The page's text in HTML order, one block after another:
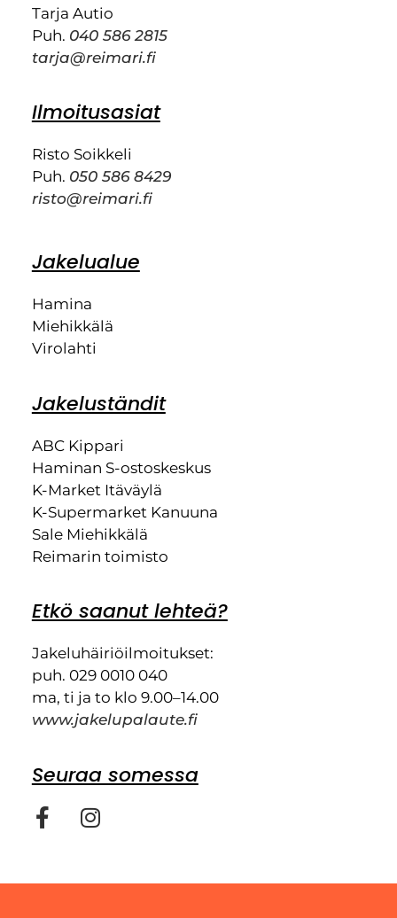
Tarja Autio
Puh. 040 586 2815
tarja@reimari.fi
Ilmoitusasiat
Risto Soikkeli
Puh. 050 586 8429
risto@reimari.fi
Jakelualue
Hamina
Miehikkälä
Virolahti
Jakeluständit
ABC Kippari
Haminan S-ostoskeskus
K-Market Itäväylä
K-Supermarket Kanuuna
Sale Miehikkälä
Reimarin toimisto
Etkö saanut lehteä?
Jakeluhäiriöilmoitukset:
puh. 029 0010 040
ma, ti ja to klo 9.00–14.00
www.jakelupalaute.fi
Seuraa somessa